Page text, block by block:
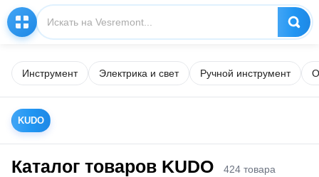
Инструмент Электрика и свет Ручной инструмент
KUDO
Каталог товаров KUDO 424 товара